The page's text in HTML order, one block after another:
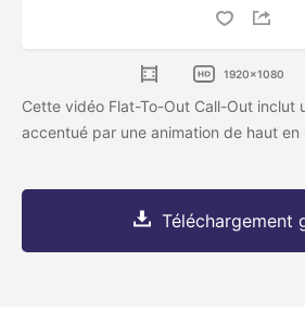
1920x1080
Cette vidéo Flat-To-Out Call-Out inclut
accentué par une animation de haut
Téléchargement